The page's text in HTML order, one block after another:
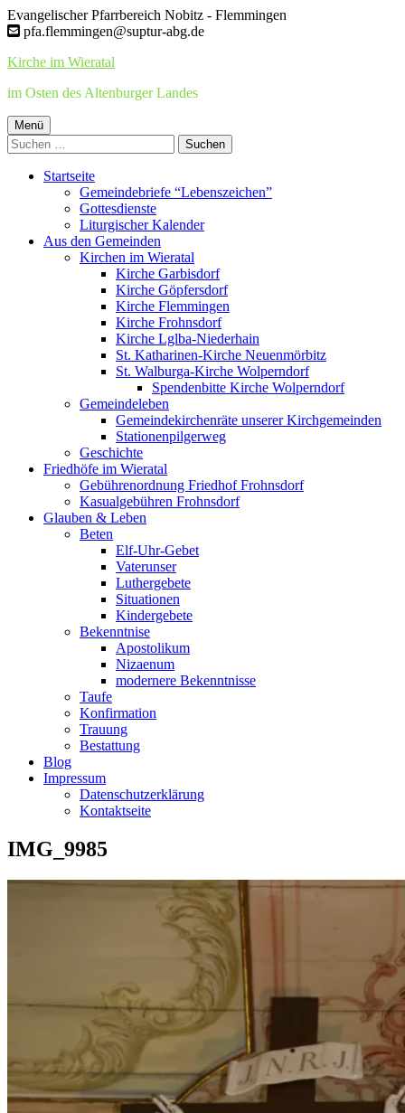
Springe
zum
Evangelischer Pfarrbereich Nobitz - Flemmingen
pfa.flemmingen@suptur-abg.de
Kirche im Wieratal
im Osten des Altenburger Landes
Primäres
Menü
Menü
Suchen
nach:
Startseite
Gemeindebriefe “Lebenszeichen”
Gottesdienste
Liturgischer Kalender
Aus den Gemeinden
Kirchen im Wieratal
Kirche Garbisdorf
Kirche Göpfersdorf
Kirche Flemmingen
Kirche Frohnsdorf
Kirche Lglba-Niederhain
St. Katharinen-Kirche Neuenmörbitz
St. Walburga-Kirche Wolperndorf
Spendenbitte Kirche Wolperndorf
Gemeindeleben
Gemeindekirchenräte unserer Kirchgemeinden
Stationenpilgerweg
Geschichte
Friedhöfe im Wieratal
Gebührenordnung Friedhof Frohnsdorf
Kasualgebühren Frohnsdorf
Glauben & Leben
Beten
Elf-Uhr-Gebet
Vaterunser
Luthergebete
Situationen
Kindergebete
Bekenntnise
Apostolikum
Nizaenum
modernere Bekenntnisse
Taufe
Konfirmation
Trauung
Bestattung
Blog
Impressum
Datenschutzerklärung
Kontaktseite
IMG_9985